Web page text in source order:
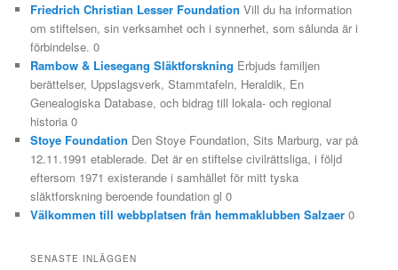
Friedrich Christian Lesser Foundation Vill du ha information
om stiftelsen, sin verksamhet och i synnerhet, som sålunda är i
förbindelse. 0
Rambow & Liesegang Släktforskning Erbjuds familjen
berättelser, Uppslagsverk, Stammtafeln, Heraldik, En
Genealogiska Database, och bidrag till lokala- och regional
historia 0
Stoye Foundation Den Stoye Foundation, Sits Marburg, var på
12.11.1991 etablerade. Det är en stiftelse civilrättsliga, i följd
eftersom 1971 existerande i samhället för mitt tyska
släktforskning beroende foundation gl 0
Välkommen till webbplatsen från hemmaklubben Salzaer 0
SENASTE INLÄGGEN